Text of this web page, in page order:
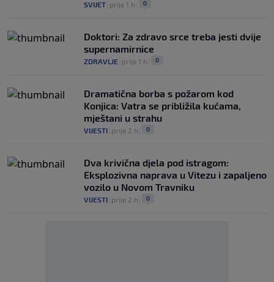
SVIJET prije 1 h 0
Doktori: Za zdravo srce treba jesti dvije
supernamirnice
ZDRAVLJE prije 1 h 0
Dramatična borba s požarom kod
Konjica: Vatra se približila kućama,
mještani u strahu
VIJESTI prije 2 h 0
Dva krivična djela pod istragom:
Eksplozivna naprava u Vitezu i zapaljeno
vozilo u Novom Travniku
VIJESTI prije 2 h 0